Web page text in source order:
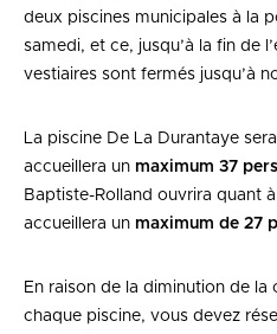
deux piscines municipales à la
samedi, et ce, jusqu’à la fin de
vestiaires sont fermés jusqu’à
La piscine De La Durantaye
accueillera un maximum 37
Baptiste-Rolland ouvrira quant
accueillera un maximum de 27
En raison de la diminution de la
chaque piscine, vous devez